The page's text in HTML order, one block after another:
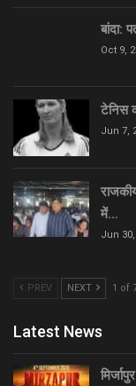
बांदा:
Oct 9,
टेनिस
Jun 7,
में…
Jun
PREV NEXT 1 of
Latest News